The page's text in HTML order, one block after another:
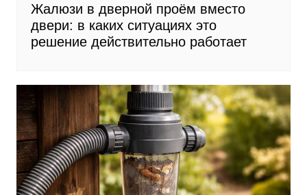
Жалюзи в дверной проём вместо
двери: в каких ситуациях это
решение действительно работает